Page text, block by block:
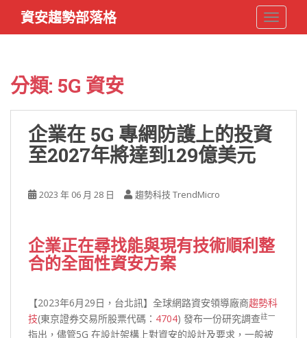
i
資安趨勢部落格
分類: 5G 資安
企業在 5G 專網防護上的投資
至2027年將達到129億美元
2023 年 06 月 28 日 趨勢科技 TrendMicro
企業正在尋找能與現有技術順利整
合的全面性資安方案
【2023年6月29日，台北訊】全球網路資安領導廠商趨勢科
技(東京證券交易所股票代碼： 4704) 發布一份研究調查註一
指出，儘管5G 在設計架構上對資安的設計及要求，一般被